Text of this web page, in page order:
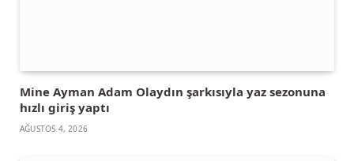
Mine Ayman Adam Olaydın şarkısıyla yaz sezonuna
hızlı giriş yaptı
AĞUSTOS 4, 2026